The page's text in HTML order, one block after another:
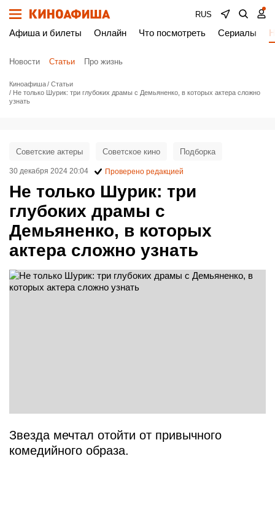
RUS
Афиша и билеты Онлайн Что посмотреть Сериалы
Новости Статьи Про жизнь
Киноафиша
Статьи
Не только Шурик: три глубоких драмы с Демьяненко, в которых актера сложно
узнать
Не только Шурик: три
глубоких драмы с
Демьяненко, в которых
актера сложно узнать
Советские актеры Советское кино Подборка
30 декабря 2024 20:04 Проверено редакцией
Звезда мечтал отойти от привычного
комедийного образа.